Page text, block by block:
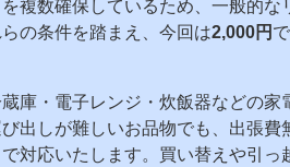
複数確保しているため、一般的な
の条件を踏まえ、今回は2,000円
庫・電子レンジ・炊飯器などの家
出しが難しいお品物でも、出張費
対応いたします。買い替えや引っ